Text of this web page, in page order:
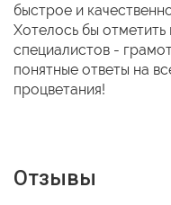
быстрое и
Хотелось бы
специалистов -
понятные ответы на
процветания!
Отзывы